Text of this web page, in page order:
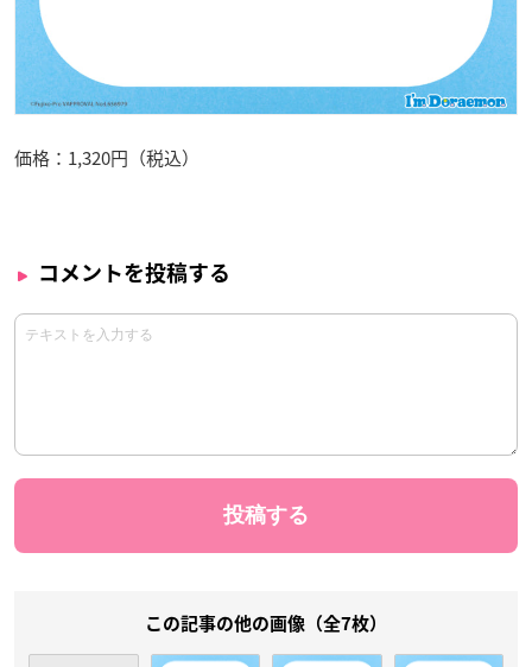
価格：1,320円（税込）
コメントを投稿する
この記事の他の画像（全7枚）